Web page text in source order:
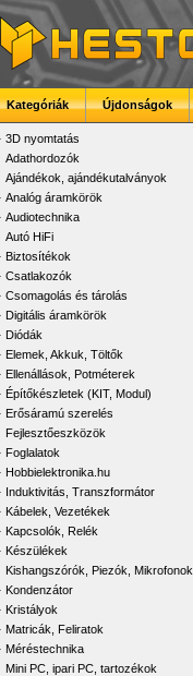
Kategóriák Újdonságok
3D nyomtatás
Adathordozók
Ajándékok, ajándékutalványok
Analóg áramkörök
Audiotechnika
Autó HiFi
Biztosítékok
Csatlakozók
Csomagolás és tárolás
Digitális áramkörök
Diódák
Elemek, Akkuk, Töltők
Ellenállások, Potméterek
Építőkészletek (KIT, Modul)
Erősáramú szerelés
Fejlesztőeszközök
Foglalatok
Hobbielektronika.hu
Induktivitás, Transzformátor
Kábelek, Vezetékek
Kapcsolók, Relék
Készülékek
Kishangszórók, Piezók, Mikrofonok
Kondenzátor
Kristályok
Matricák, Feliratok
Méréstechnika
Mini PC, ipari PC, tartozékok